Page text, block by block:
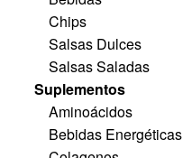
Chips
Salsas Dulces
Salsas Saladas
Suplementos
Aminoácidos
Bebidas Energéticas